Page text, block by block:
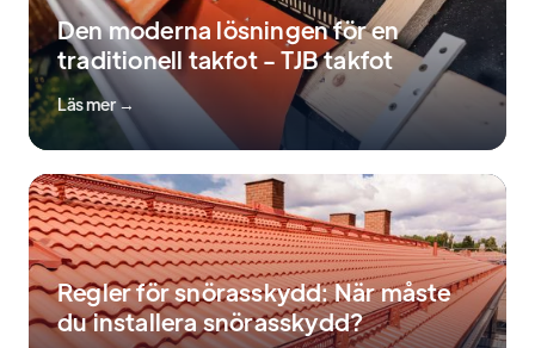
Den moderna lösningen för en
traditionell takfot - TJB takfot
Läs mer →
Regler för snörasskydd: När måste
du installera snörasskydd?